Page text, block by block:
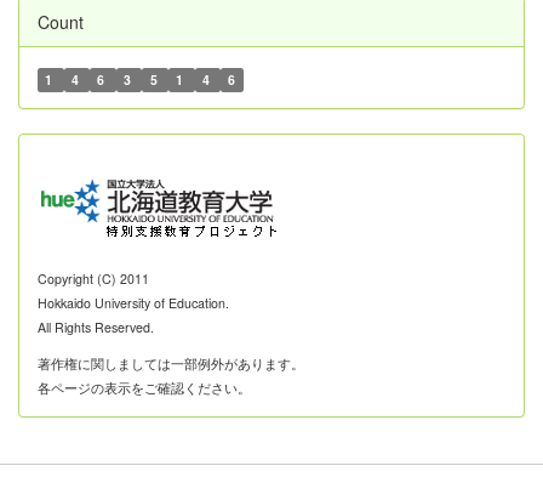
Count
1 4 6 3 5 1 4 6
Copyright (C) 2011
Hokkaido University of Education.
All Rights Reserved.
著作権に関しましては一部例外があります。
各ページの表示をご確認ください。